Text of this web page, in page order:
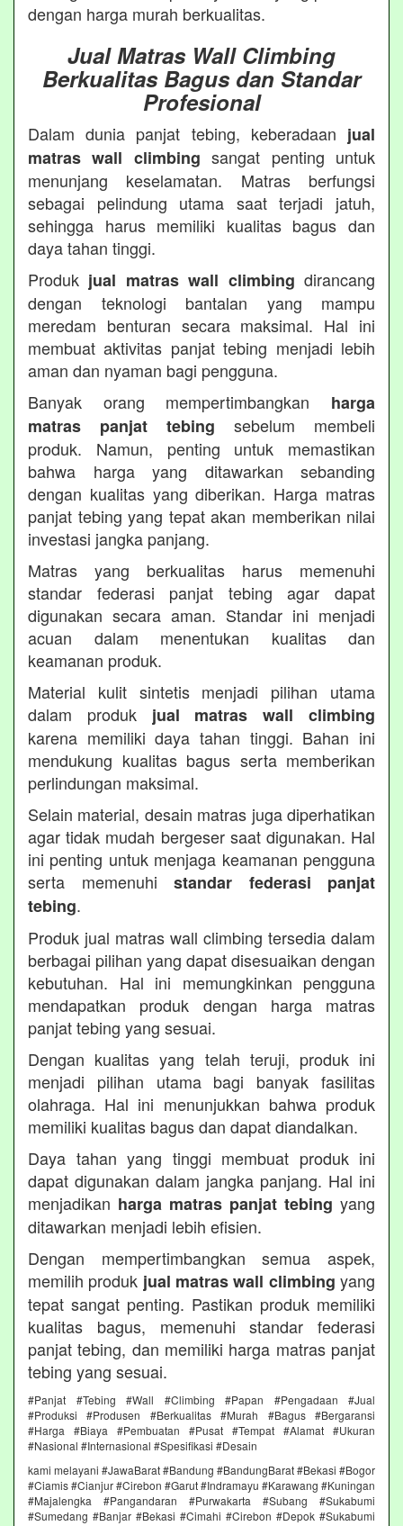
dengan harga murah berkualitas.
Jual Matras Wall Climbing
Berkualitas Bagus dan Standar
Profesional
Dalam dunia panjat tebing, keberadaan jual
matras wall climbing sangat penting untuk
menunjang keselamatan. Matras berfungsi
sebagai pelindung utama saat terjadi jatuh,
sehingga harus memiliki kualitas bagus dan
daya tahan tinggi.
Produk jual matras wall climbing dirancang
dengan teknologi bantalan yang mampu
meredam benturan secara maksimal. Hal ini
membuat aktivitas panjat tebing menjadi lebih
aman dan nyaman bagi pengguna.
Banyak orang mempertimbangkan harga
matras panjat tebing sebelum membeli
produk. Namun, penting untuk memastikan
bahwa harga yang ditawarkan sebanding
dengan kualitas yang diberikan. Harga matras
panjat tebing yang tepat akan memberikan nilai
investasi jangka panjang.
Matras yang berkualitas harus memenuhi
standar federasi panjat tebing agar dapat
digunakan secara aman. Standar ini menjadi
acuan dalam menentukan kualitas dan
keamanan produk.
Material kulit sintetis menjadi pilihan utama
dalam produk jual matras wall climbing
karena memiliki daya tahan tinggi. Bahan ini
mendukung kualitas bagus serta memberikan
perlindungan maksimal.
Selain material, desain matras juga diperhatikan
agar tidak mudah bergeser saat digunakan. Hal
ini penting untuk menjaga keamanan pengguna
serta memenuhi standar federasi panjat
tebing.
Produk jual matras wall climbing tersedia dalam
berbagai pilihan yang dapat disesuaikan dengan
kebutuhan. Hal ini memungkinkan pengguna
mendapatkan produk dengan harga matras
panjat tebing yang sesuai.
Dengan kualitas yang telah teruji, produk ini
menjadi pilihan utama bagi banyak fasilitas
olahraga. Hal ini menunjukkan bahwa produk
memiliki kualitas bagus dan dapat diandalkan.
Daya tahan yang tinggi membuat produk ini
dapat digunakan dalam jangka panjang. Hal ini
menjadikan harga matras panjat tebing yang
ditawarkan menjadi lebih efisien.
Dengan mempertimbangkan semua aspek,
memilih produk jual matras wall climbing yang
tepat sangat penting. Pastikan produk memiliki
kualitas bagus, memenuhi standar federasi
panjat tebing, dan memiliki harga matras panjat
tebing yang sesuai.
#Panjat #Tebing #Wall #Climbing #Papan #Pengadaan #Jual
#Produksi #Produsen #Berkualitas #Murah #Bagus #Bergaransi
#Harga #Biaya #Pembuatan #Pusat #Tempat #Alamat #Ukuran
#Nasional #Internasional #Spesifikasi #Desain
kami melayani #JawaBarat #Bandung #BandungBarat #Bekasi #Bogor
#Ciamis #Cianjur #Cirebon #Garut #Indramayu #Karawang #Kuningan
#Majalengka #Pangandaran #Purwakarta #Subang #Sukabumi
#Sumedang #Banjar #Bekasi #Cimahi #Cirebon #Depok #Sukabumi